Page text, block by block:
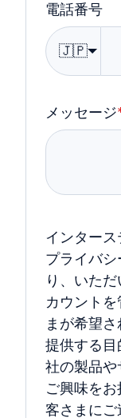
電話番号
🇯🇵
メッセージ
インター
プライバ
り、いた
カウント
まが希望
提供する目
社の製品
ご興味を
客さまにご